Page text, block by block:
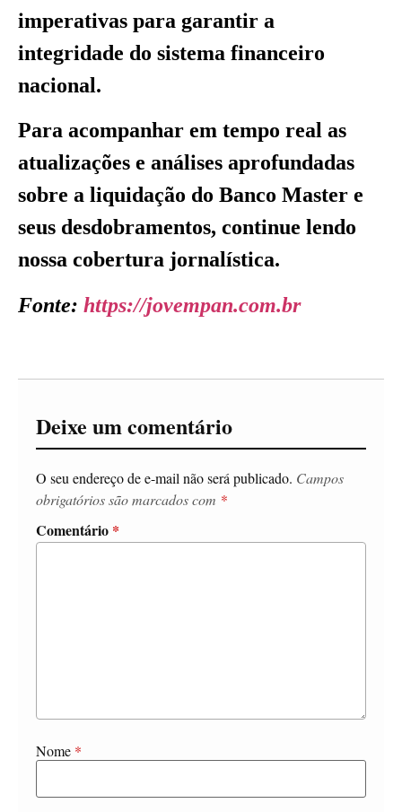
imperativas para garantir a
integridade do sistema financeiro
nacional.
Para acompanhar em tempo real as
atualizações e análises aprofundadas
sobre a liquidação do Banco Master e
seus desdobramentos, continue lendo
nossa cobertura jornalística.
Fonte: https://jovempan.com.br
Deixe um comentário
O seu endereço de e-mail não será publicado. Campos
obrigatórios são marcados com *
Comentário *
Nome *